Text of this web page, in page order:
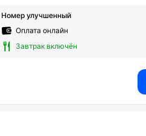
Номер улучшенный
Оплата онлайн
Завтрак включён